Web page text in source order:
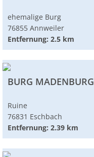
ehemalige Burg
76855 Annweiler
Entfernung: 2.5 km
BURG MADENBURG
Ruine
76831 Eschbach
Entfernung: 2.39 km